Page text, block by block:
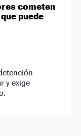
cometen
puede
y exige